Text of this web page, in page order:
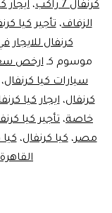
كرنفال 7 راكب
، ايجار
الزفاف،تأجير كيا
كرنفال للايجار
موسوم كـارخص سعر
سيارات كيا كرنفال،
كرنفال،ايجار كيا كرنفال 7
خاصة، تأجير كيا
مصر،كيا كرنفال،
القاهرة